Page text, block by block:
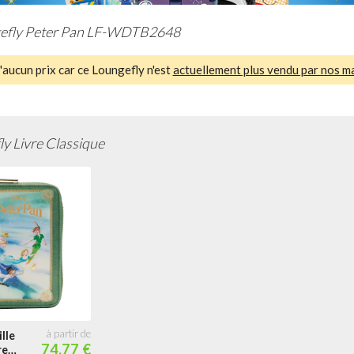
Peter Pan LF-WDTB2648
prix car ce Loungefly n'estactuellement plus vendu par nos
Livre Classique
74.77 €